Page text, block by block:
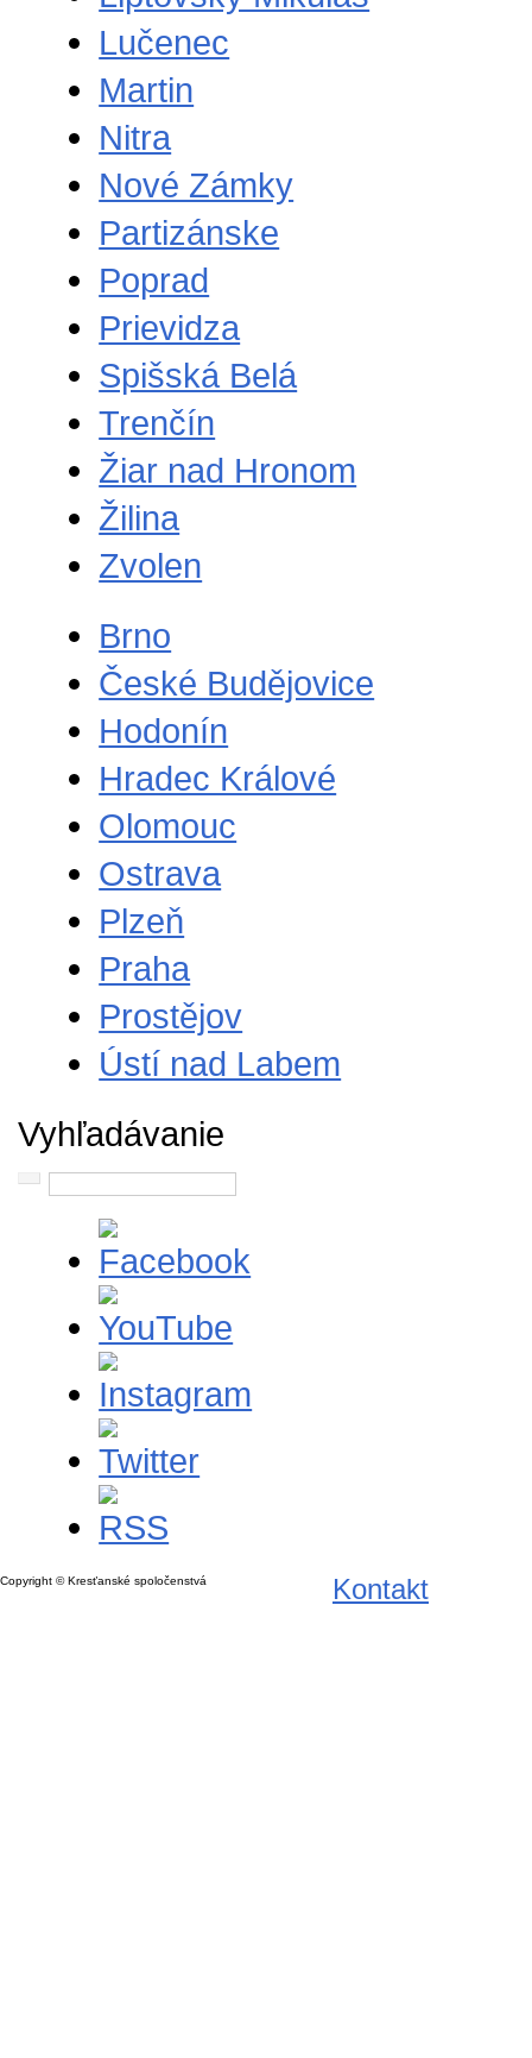
Lučenec
Martin
Nitra
Nové Zámky
Partizánske
Poprad
Prievidza
Spišská Belá
Trenčín
Žiar nad Hronom
Žilina
Zvolen
Brno
České Budějovice
Hodonín
Hradec Králové
Olomouc
Ostrava
Plzeň
Praha
Prostějov
Ústí nad Labem
Vyhľadávanie
Copyright © Kresťanské spoločenstvá Kontakt